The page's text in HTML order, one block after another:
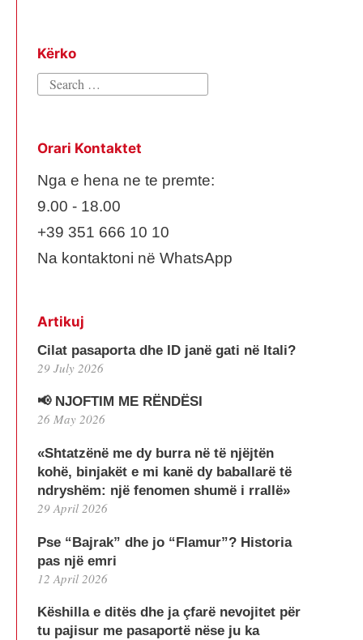
Kërko
Search
Orari Kontaktet
Nga e hena ne te premte:
9.00 - 18.00
+39 351 666 10 10
Na kontaktoni në WhatsApp
Artikuj
Cilat pasaporta dhe ID janë gati në Itali?
29 July 2026
📢 NJOFTIM ME RËNDËSI
26 May 2026
«Shtatzënë me dy burra në të njëjtën
kohë, binjakët e mi kanë dy baballarë të
ndryshëm: një fenomen shumë i rrallë»
29 April 2026
Pse “Bajrak” dhe jo “Flamur”? Historia
pas një emri
12 April 2026
Këshilla e ditës dhe ja çfarë nevojitet për
tu pajisur me pasaportë nëse ju ka